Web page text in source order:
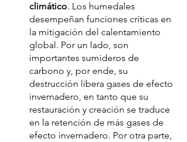
climático. Los humedales
desempeñan funciones críticas en
la mitigación del calentamiento
global. Por un lado, son
importantes sumideros de
carbono y, por ende, su
destrucción libera gases de efecto
invernadero, en tanto que su
restauración y creación se traduce
en la retención de más gases de
efecto invernadero. Por otra parte,